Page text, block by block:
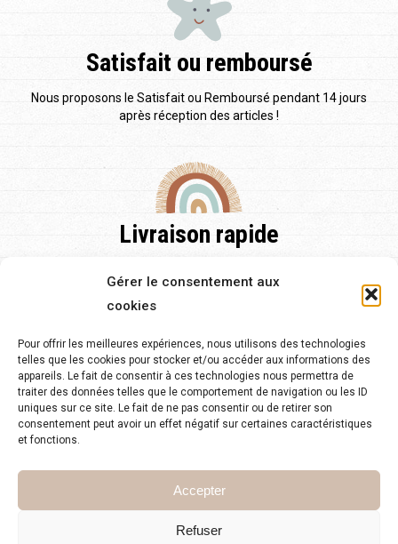
Gérer le consentement aux
cookies
Pour offrir les meilleures expériences, nous utilisons des technologies
telles que les cookies pour stocker et/ou accéder aux informations des
appareils. Le fait de consentir à ces technologies nous permettra de
traiter des données telles que le comportement de navigation ou les ID
uniques sur ce site. Le fait de ne pas consentir ou de retirer son
consentement peut avoir un effet négatif sur certaines caractéristiques
et fonctions.
Accepter
Refuser
Satisfait ou remboursé
Nous proposons le Satisfait ou Remboursé pendant 14 jours
après réception des articles !
Livraison rapide
l'Europe et de 2 à 5 jours.
Service client 24/7
Notre équipe est à votre disposition pour toute question sur